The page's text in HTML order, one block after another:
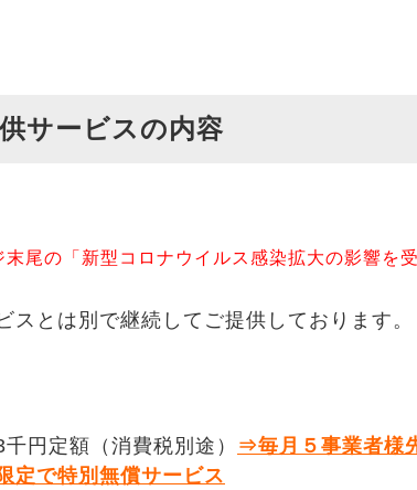
サービスの内容
末尾の「新型コロナウイルス感染拡大の影響を
スとは別で継続してご提供しております。
千円定額（消費税別途） ⇒毎月５事業者様
定で特別無償サービス